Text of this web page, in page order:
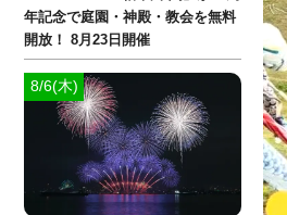
年記念で庭園・神殿・教会を無料
開放！ 8月23日開催
8/6(木)